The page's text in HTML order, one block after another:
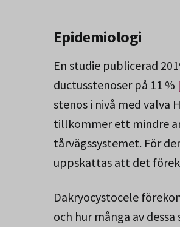
Epidemiologi
En studie publicerad
ductusstenoser på 11 %
stenos i nivå med valva
tillkommer ett mindre
tårvägssystemet. För
uppskattas att det
Dakryocystocele
och hur många av